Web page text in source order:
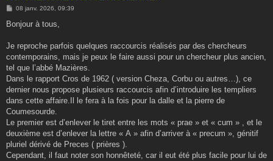
M
s
g
08 janv. 2026, 09:39
Bonjour à tous,
Je reproche parfois quelques raccourcis réalisés par des chercheurs
contemporains, mais je peux le faire aussi pour un chercheur plus ancien,
tel que l’abbé Mazières.
Dans le rapport Cros de 1962 ( version Cheza, Corbu ou autres…), ce
dernier nous propose plusieurs raccourcis afin d’introduire les templiers
dans cette affaire.Il le fera à la fois pour la dalle et la pierre de
Coumesourde.
Le premier est d’enlever le tiret entre les mots « prae » et « cum » , et le
deuxième est d’enlever la lettre « A » afin d’arriver à « precum », génitif
pluriel dérivé de Preces ( prières ).
Cependant, il faut noter son honnêteté, car il eut été plus facile pour lui de